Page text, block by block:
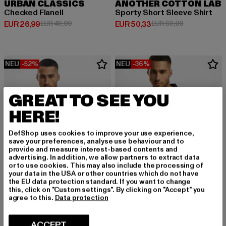
URBAN CLASSICS
Checked Flanell
EUR 26,99
Derzeitiger Preis: EUR 26,99
EUR 49,99Aktionspreis: EUR 49,99
ANOTHER COTTON LAB
Sporty Short Sleeve Shirt
EUR 50,33
Derzeitiger Preis: EUR 50,33
EUR 69,90Aktionspreis:
NEU -52%
URBAN CLASSICS
Checked Flanell
EUR 49,99
NEU -36%
GREAT TO SEE YOU
HERE!
DefShop uses cookies to improve your use experience,
save your preferences, analyse use behaviour and to
provide and measure interest-based contents and
advertising. In addition, we allow partners to extract data
or to use cookies. This may also include the processing of
your data in the USA or other countries which do not have
the EU data protection standard. If you want to change
this, click on "Custom settings". By clicking on "Accept" you
agree to this. Data protection